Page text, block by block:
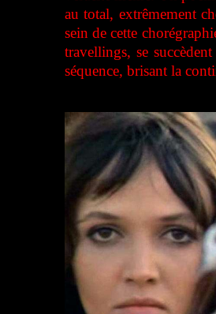
au total, extrêmement
sein de cette
travellings, se
séquence, brisant la